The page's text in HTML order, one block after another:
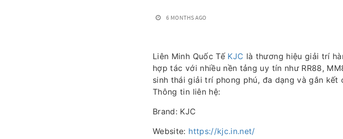
6 MONTHS AGO
Liên Minh Quốc Tế KJC là thương hiệu giải trí
hợp tác với nhiều nền tảng uy tín như RR88,
sinh thái giải trí phong phú, đa dạng và gắn kết
Thông tin liên hệ:
Brand: KJC
Website: https://kjc.in.net/